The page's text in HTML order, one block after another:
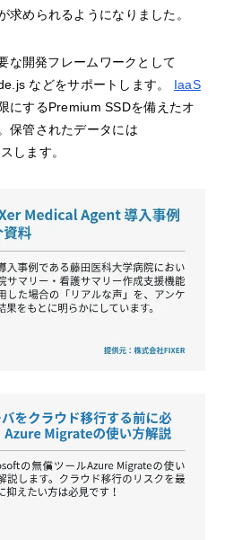
求められるようになりました。
な開発フレームワークとして
などをサポートします。 IaaS
にするPremium SSDを備えたオ
保管されたデータには
します。